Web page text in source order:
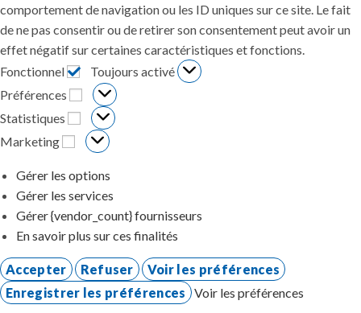
comportement de navigation ou les ID uniques sur ce site. Le fait
de ne pas consentir ou de retirer son consentement peut avoir un
effet négatif sur certaines caractéristiques et fonctions.
Fonctionnel
Toujours activé
Préférences
Statistiques
Marketing
Gérer les options
Gérer les services
Gérer {vendor_count} fournisseurs
En savoir plus sur ces finalités
Accepter Refuser
Voir les préférences
Enregistrer les préférences
Voir les préférences